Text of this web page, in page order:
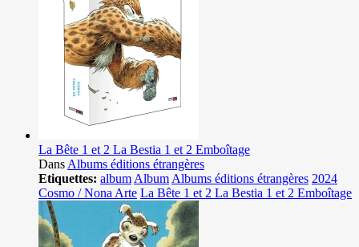
La Bête 1 et 2 La Bestia 1 et 2 Emboîtage
Dans Albums éditions étrangères
Etiquettes: album Album Albums éditions étrangères 2024
Cosmo / Nona Arte La Bête 1 et 2 La Bestia 1 et 2 Emboîtage